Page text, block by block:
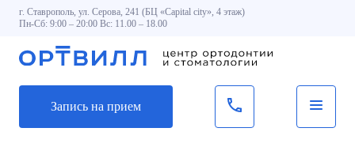
г. Ставрополь, ул. Серова, 241 (БЦ «Capital city», 4 этаж)
Пн-Сб: 9:00 – 20:00 Вс: 11.00 – 18.00
Запись на прием